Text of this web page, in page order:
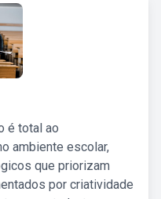
é total ao
ambiente escolar,
que priorizam
por criatividade